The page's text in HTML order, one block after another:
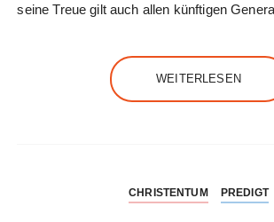
seine Treue gilt auch allen künftigen
WEITERLESEN
CHRISTENTUM PREDIGT